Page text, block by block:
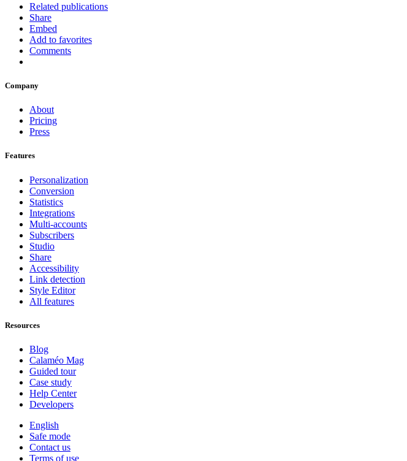
Related publications
Share
Embed
Add to favorites
Comments
Company
About
Pricing
Press
Features
Personalization
Conversion
Statistics
Integrations
Multi-accounts
Subscribers
Studio
Share
Accessibility
Link detection
Style Editor
All features
Resources
Blog
Calaméo Mag
Guided tour
Case study
Help Center
Developers
English
Safe mode
Contact us
Terms of use